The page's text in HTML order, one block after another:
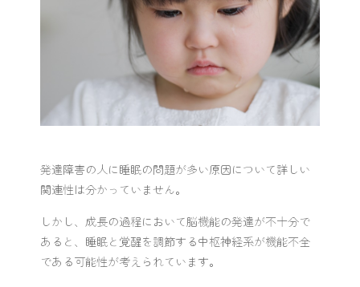
発達障害の人に睡眠の問題が多い原因について詳しい
関連性は分かっていません。
しかし、成長の過程において脳機能の発達が不十分で
あると、睡眠と覚醒を調節する中枢神経系が機能不全
である可能性が考えられています。